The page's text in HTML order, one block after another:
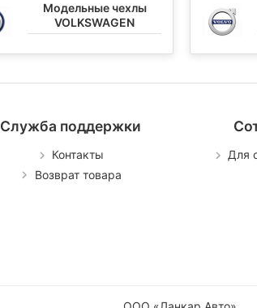
Модельные чехлы
VOLKSWAGEN
Служба поддержки
Контакты
Возврат товара
Для